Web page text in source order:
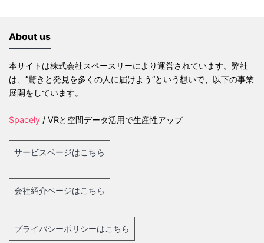
About us
本サイトは株式会社スペースリーにより運営されています。弊社
は、”驚きと発見を多くの人に届けよう”という想いで、以下の事業
展開をしています。
Spacely / VRと空間データ活用で生産性アップ
サービスページはこちら
会社紹介ページはこちら
プライバシーポリシーはこちら